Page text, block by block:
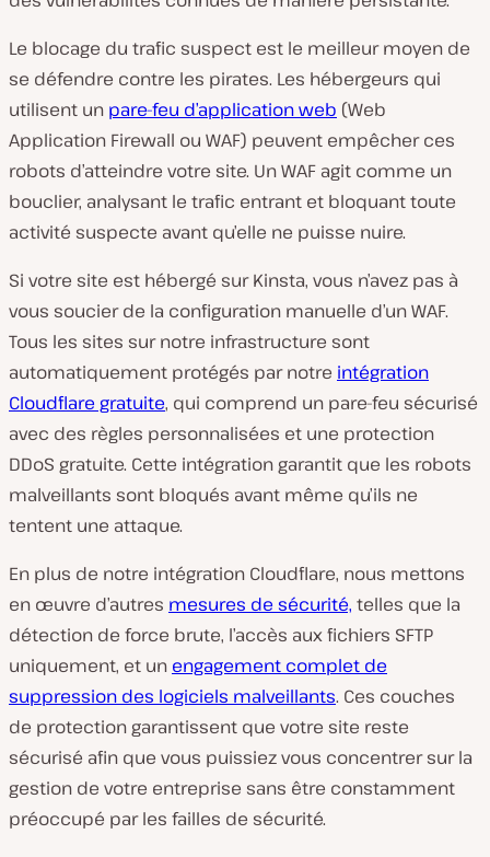
Le blocage du trafic suspect est le meilleur moyen de
se défendre contre les pirates. Les hébergeurs qui
utilisent un pare-feu d’application web (Web
Application Firewall ou WAF) peuvent empêcher ces
robots d’atteindre votre site. Un WAF agit comme un
bouclier, analysant le trafic entrant et bloquant toute
activité suspecte avant qu’elle ne puisse nuire.
Si votre site est hébergé sur Kinsta, vous n’avez pas à
vous soucier de la configuration manuelle d’un WAF.
Tous les sites sur notre infrastructure sont
automatiquement protégés par notre intégration
Cloudflare gratuite, qui comprend un pare-feu sécurisé
avec des règles personnalisées et une protection
DDoS gratuite. Cette intégration garantit que les robots
malveillants sont bloqués avant même qu’ils ne
tentent une attaque.
En plus de notre intégration Cloudflare, nous mettons
en œuvre d’autres mesures de sécurité, telles que la
détection de force brute, l’accès aux fichiers SFTP
uniquement, et un engagement complet de
suppression des logiciels malveillants. Ces couches
de protection garantissent que votre site reste
sécurisé afin que vous puissiez vous concentrer sur la
gestion de votre entreprise sans être constamment
préoccupé par les failles de sécurité.